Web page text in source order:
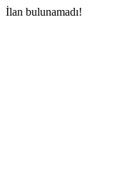
İlan bulunamadı!